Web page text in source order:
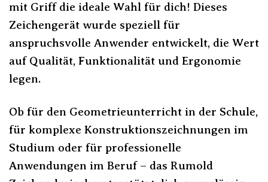
mit Griff die ideale Wahl für dich! Dieses
Zeichengerät wurde speziell für
anspruchsvolle Anwender entwickelt, die Wert
auf Qualität, Funktionalität und Ergonomie
legen.
Ob für den Geometrieunterricht in der Schule,
für komplexe Konstruktionszeichnungen im
Studium oder für professionelle
Anwendungen im Beruf – das Rumold